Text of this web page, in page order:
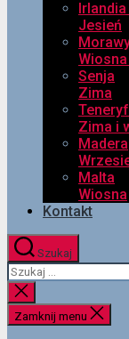
Irlandia
Jesień
Senja
Zima
Zima i
Madera
Malta
Wiosna
Kontakt
Szukaj
Szukaj:
Zamknij
wyszukiwanie
Zamknij menu